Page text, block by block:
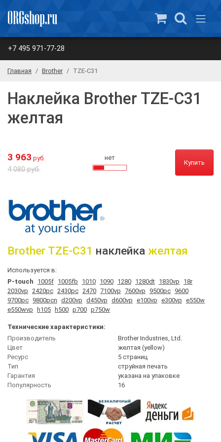
+7 495 971-77-28
Главная Brother TZE-C31
Наклейка Brother TZE-C31
желтая
3 963 руб.
4 080 руб.
нет
Купить
Brother TZE-C31 наклейка желтая
Используется в:
P-touch
1005f 1005fb 1010 1090 1280 1280dt 1830vp
18r
2030vp 2420pc 2430pc 2470 7100vp 7600vp 9500pc 9600
9700pc 9800pcn d200vp d450vp d600vp e100vp e300vp e550w
e550wvp
h105 h500 p700 p750w
Технические характеристики:
Производитель
Brother Industries, Ltd.
Цвет
желтая (yellow)
Ресурс
5 страниц
Тип
струйная печать
Гарантия
указана на упаковке
Популярность
16